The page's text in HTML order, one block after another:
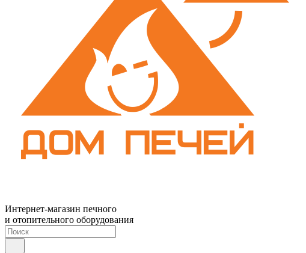
Интернет-магазин печного
и отопительного оборудования